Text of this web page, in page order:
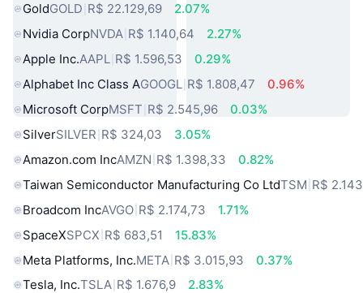
GoldGOLD R$ 22.129,69
2.07%
Nvidia CorpNVDA R$ 1.140,64
2.27%
Apple Inc.AAPL R$ 1.596,53
0.29%
Alphabet Inc Class AGOOGL R$ 1.808,47
0.96%
Microsoft CorpMSFT R$ 2.545,96
0.03%
SilverSILVER R$ 324,03
3.05%
Amazon.com IncAMZN R$ 1.398,33
0.82%
Taiwan Semiconductor Manufacturing Co LtdTSM R$
Broadcom IncAVGO R$ 2.174,73
1.71%
SpaceXSPCX R$ 683,51
15.83%
Meta Platforms, Inc.META R$ 3.015,93
0.37%
Tesla, Inc.TSLA R$ 1.676,9
2.83%